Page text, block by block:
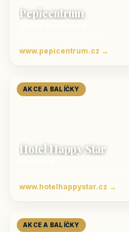
Pepicentrum
www.pepicentrum.cz →
AKCE A BALÍČKY
Hotel Happy Star
www.hotelhappystar.cz →
AKCE A BALÍČKY